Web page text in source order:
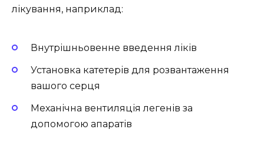
лікування, наприклад:
Внутрішньовенне введення ліків
Установка катетерів для розвантаження
вашого серця
Механічна вентиляція легенів за
допомогою апаратів